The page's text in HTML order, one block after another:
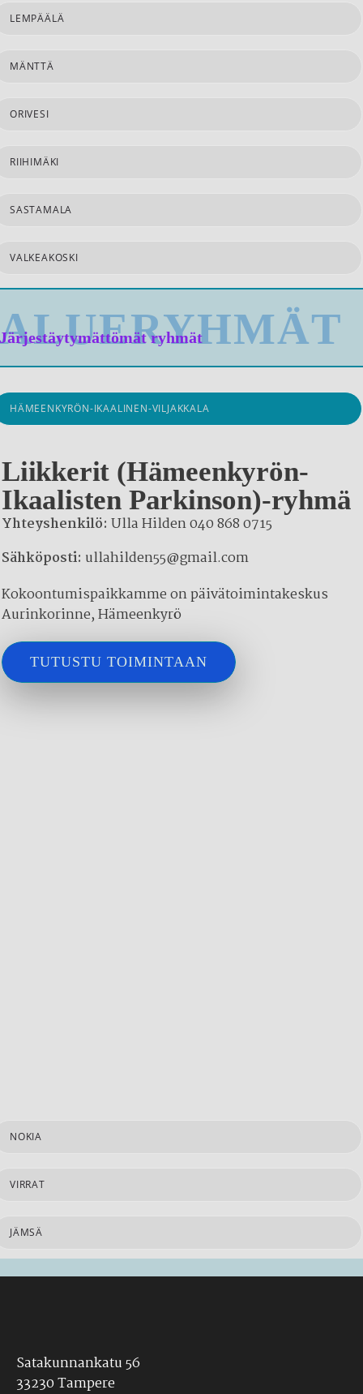
LEMPÄÄLÄ
MÄNTTÄ
ORIVESI
RIIHIMÄKI
SASTAMALA
VALKEAKOSKI
ALUERYHMÄT
Järjestäytymättömät ryhmät
HÄMEENKYRÖN-IKAALINEN-VILJAKKALA
Liikkerit (Hämeenkyrön-
Ikaalisten Parkinson)-ryhmä
Yhteyshenkilö: Ulla Hilden 040 868 0715
Sähköposti: ullahilden55@gmail.com
Kokoontumispaikkamme on päivätoimintakeskus
Aurinkorinne, Hämeenkyrö
TUTUSTU TOIMINTAAN
NOKIA
VIRRAT
JÄMSÄ
Satakunnankatu 56
33230 Tampere